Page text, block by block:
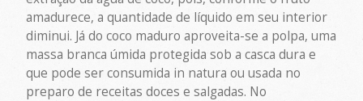
amadurece, a quantidade de líquido em seu interior
diminui. Já do coco maduro aproveita-se a polpa, uma
massa branca úmida protegida sob a casca dura e
que pode ser consumida in natura ou usada no
preparo de receitas doces e salgadas. No